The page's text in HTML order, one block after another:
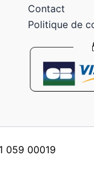
Contact
Politique de
059 00019